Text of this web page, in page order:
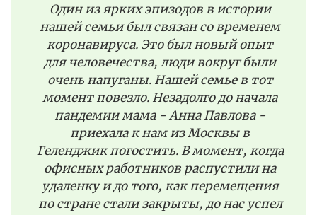
Один из ярких эпизодов в истории
нашей семьи был связан со временем
коронавируса. Это был новый опыт
для человечества, люди вокруг были
очень напуганы. Нашей семье в тот
момент повезло. Незадолго до начала
пандемии мама - Анна Павлова -
приехала к нам из Москвы в
Геленджик погостить. В момент, когда
офисных работников распустили на
удаленку и до того, как перемещения
по стране стали закрыты, до нас успел